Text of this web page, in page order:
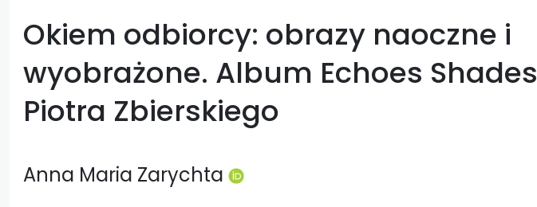
Okiem odbiorcy: obrazy naoczne i
wyobrażone. Album Echoes Shades
Piotra Zbierskiego
Anna Maria Zarychta